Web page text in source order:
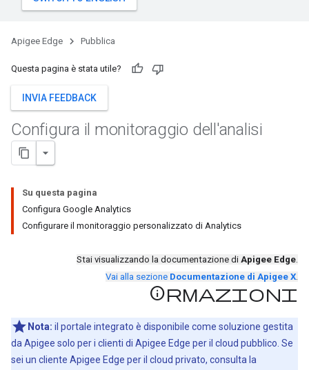
Apigee Edge Pubblica
Questa pagina è stata utile?
INVIA FEEDBACK
Configura il monitoraggio dell'analisi
Su questa pagina
Configura Google Analytics
Configurare il monitoraggio personalizzato di Analytics
Stai visualizzando la documentazione di Apigee Edge.
Vai alla sezione Documentazione di Apigee X.
Informazioni
Nota: il portale integrato è disponibile come soluzione gestita
da Apigee solo per i clienti di Apigee Edge per il cloud pubblico. Se
sei un cliente Apigee Edge per il cloud privato, consulta la